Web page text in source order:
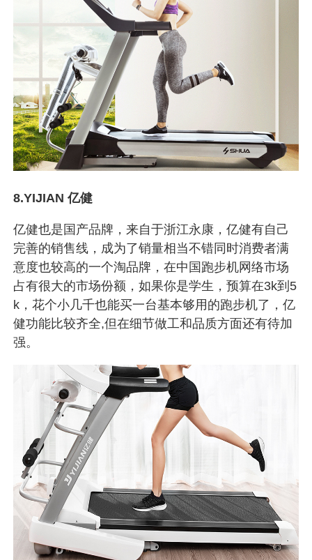
8.YIJIAN 亿健
亿健也是国产品牌，来自于浙江永康，亿健有自己
完善的销售线，成为了销量相当不错同时消费者满
意度也较高的一个淘品牌，在中国跑步机网络市场
占有很大的市场份额，如果你是学生，预算在3k到5
k，花个小几千也能买一台基本够用的跑步机了，亿
健功能比较齐全,但在细节做工和品质方面还有待加
强。